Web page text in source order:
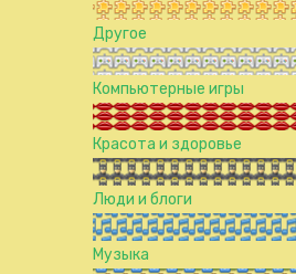
Другое
Компьютерные игры
Красота и здоровье
Люди и блоги
Музыка